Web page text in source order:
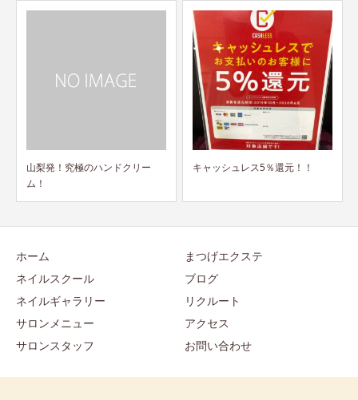
キャッシュレス5％還元！！ 年末年始の営業のご案内です
ホーム
ネイルスクール
ネイルギャラリー
サロンメニュー
サロンスタッフ
まつげエクステ
ブログ
リクルート
アクセス
お問い合わせ